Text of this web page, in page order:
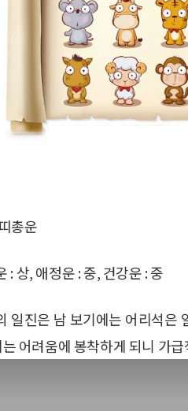
총운
: 상, 애정운 : 중, 건강운 : 중
일진은 남 보기에는 어리석은
어려움에 봉착하게 되니 가